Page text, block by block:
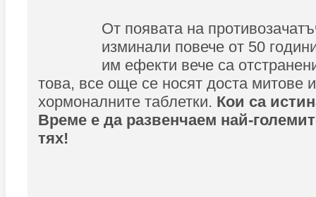
От появата на
изминали повече от 50
им ефекти вече са
това, все още се носят доста митове
хормоналните таблетки. Кои са
Време е да развенчаем най-
тях!